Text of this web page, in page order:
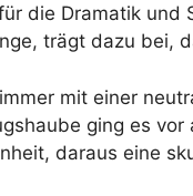
die Dramatik und
trägt dazu bei,
mit einer
ging es
daraus eine